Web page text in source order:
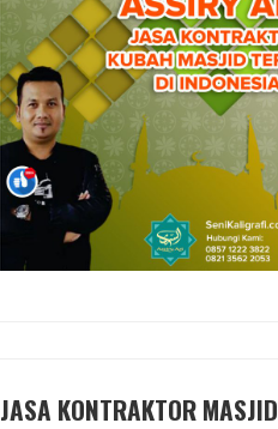
JASA KONTRAKTOR MASJID